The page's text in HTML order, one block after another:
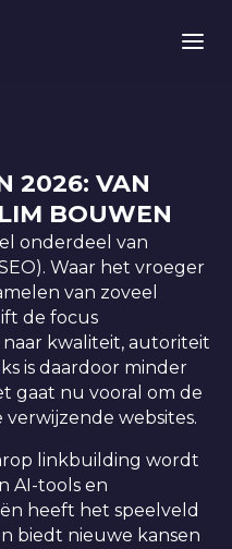
2026: VAN
BOUWEN
onderdeel van
Waar het vroeger
van zoveel
de focus
kwaliteit, autoriteit
is daardoor minder
gaat nu vooral om de
websites.
linkbuilding wordt
AI-tools en
heeft het speelveld
biedt nieuwe kansen